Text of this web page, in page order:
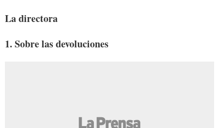
La directora
1. Sobre las devoluciones